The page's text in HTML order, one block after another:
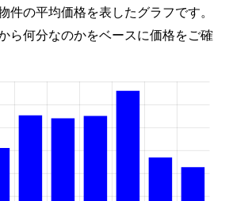
件の平均価格を表したグラフです。
ら何分なのかをベースに価格をご確